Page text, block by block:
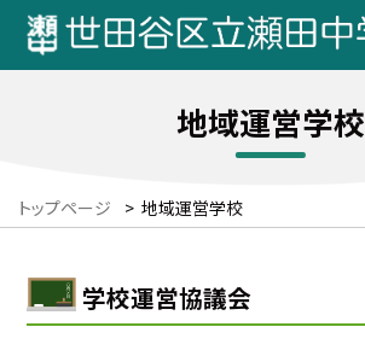
地域運営学校
トップページ > 地域運営学校
学校運営協議会